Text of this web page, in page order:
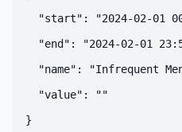
"start": "2024-02-01
"end": "2024-02-01
"name": "Infrequent
  "value": ""